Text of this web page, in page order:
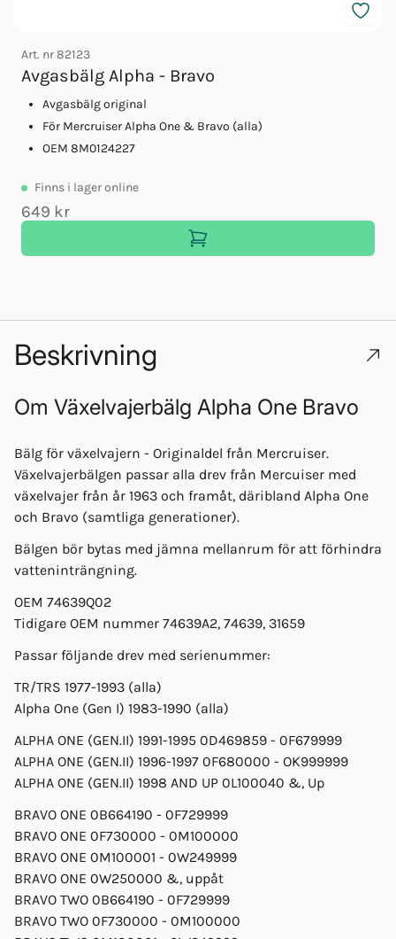
Art. nr82123
Avgasbälg Alpha - Bravo
Avgasbälg original
För Mercruiser Alpha One & Bravo (alla)
OEM 8M0124227
Finns i lager online
649 kr
Beskrivning
Om Växelvajerbälg Alpha One Bravo
Bälg för växelvajern - Originaldel från Mercruiser.
Växelvajerbälgen passar alla drev från Mercuiser med
växelvajer från år 1963 och framåt, däribland Alpha One
och Bravo (samtliga generationer).
Bälgen bör bytas med jämna mellanrum för att förhindra
vatteninträngning.
OEM 74639Q02
Tidigare OEM nummer 74639A2, 74639, 31659
Passar följande drev med serienummer:
TR/TRS 1977-1993 (alla)
Alpha One (Gen I) 1983-1990 (alla)
ALPHA ONE (GEN.II) 1991-1995 0D469859 - 0F679999
ALPHA ONE (GEN.II) 1996-1997 0F680000 - OK999999
ALPHA ONE (GEN.II) 1998 AND UP 0L100040 &, Up
BRAVO ONE 0B664190 - 0F729999
BRAVO ONE 0F730000 - 0M100000
BRAVO ONE 0M100001 - 0W249999
BRAVO ONE 0W250000 &, uppåt
BRAVO TWO 0B664190 - 0F729999
BRAVO TWO 0F730000 - 0M100000